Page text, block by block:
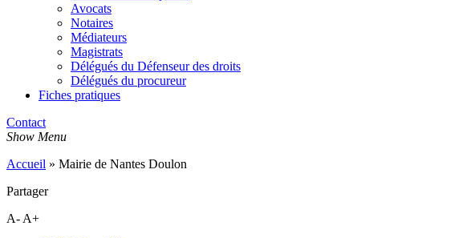
Avocats
Notaires
Médiateurs
Magistrats
Délégués du Défenseur des droits
Délégués du procureur
Fiches pratiques
Contact
Show Menu
Accueil » Mairie de Nantes Doulon
Partager
A- A+